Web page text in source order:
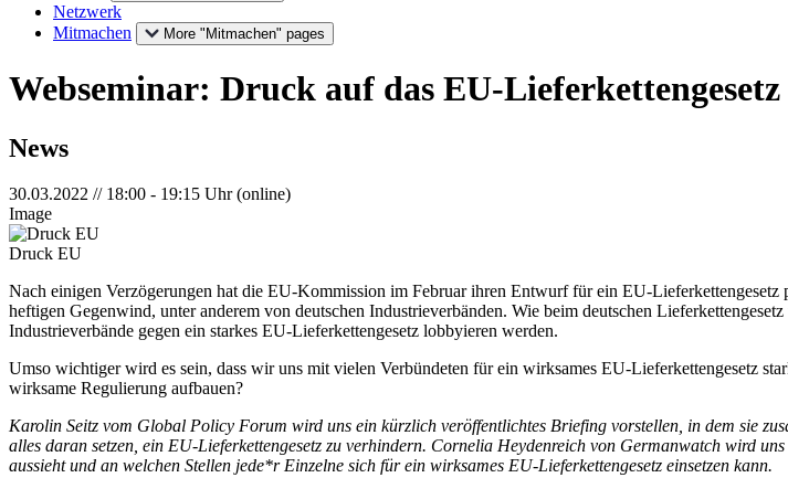
Netzwerk
Mitmachen
More "Mitmachen" pages
Webseminar: Druck auf das EU-Lieferkettengesetz
News
30.03.2022 // 18:00 - 19:15 Uhr (online)
Image
Druck EU
Nach einigen Verzögerungen hat die EU-Kommission im Februar ihren Entwurf für ein EU-
heftigen Gegenwind, unter anderem von deutschen Industrieverbänden. Wie beim deutschen
Industrieverbände gegen ein starkes EU-Lieferkettengesetz lobbyieren werden.
Umso wichtiger wird es sein, dass wir uns mit vielen Verbündeten für ein wirksames EU-Lieferkettengesetz
wirksame Regulierung aufbauen?
Karolin Seitz vom Global Policy Forum wird uns ein kürzlich veröffentlichtes Briefing vorstellen, in dem sie
alles daran setzen, ein EU-Lieferkettengesetz zu verhindern. Cornelia Heydenreich von Germanwatch wird
aussieht und an welchen Stellen jede*r Einzelne sich für ein wirksames EU-Lieferkettengesetz einsetzen kann.